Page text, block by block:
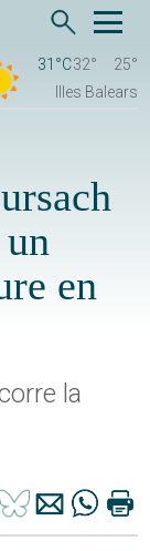
31°C32°
25°
Illes Balears
en
la